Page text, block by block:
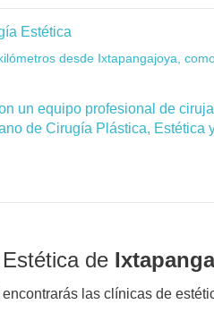
Estética
desde Ixtapangajoya,
un equipo profesional de
de Cirugía Plástica, Estética
de
encontrarás las clínicas de